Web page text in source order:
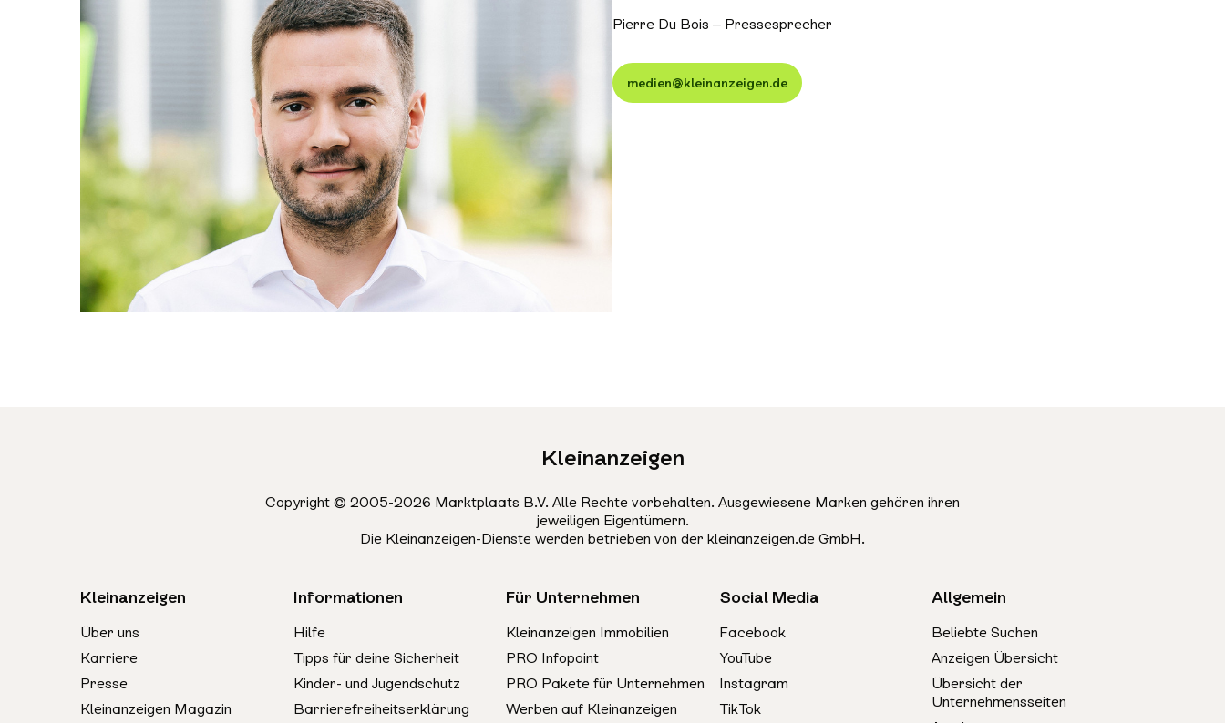
Pierre Du Bois – Pressesprecher
medien@kleinanzeigen.de
Kleinanzeigen
Copyright © 2005-2026 Marktplaats B.V. Alle Rechte vorbehalten. Ausgewiesene Marken gehören ihren
jeweiligen Eigentümern.
Die Kleinanzeigen-Dienste werden betrieben von der kleinanzeigen.de GmbH.
Kleinanzeigen
Über uns
Karriere
Presse
Kleinanzeigen Magazin
Informationen
Hilfe
Tipps für deine Sicherheit
Kinder- und Jugendschutz
Barrierefreiheitserklärung
Für Unternehmen
Kleinanzeigen Immobilien
PRO Infopoint
PRO Pakete für Unternehmen
Werben auf Kleinanzeigen
Social Media
Facebook
YouTube
Instagram
TikTok
Allgemein
Beliebte Suchen
Anzeigen Übersicht
Übersicht der
Unternehmensseiten